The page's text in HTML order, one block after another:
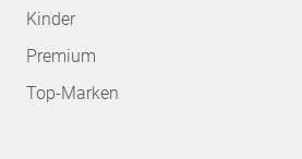
Kinder
Premium
Top-Marken